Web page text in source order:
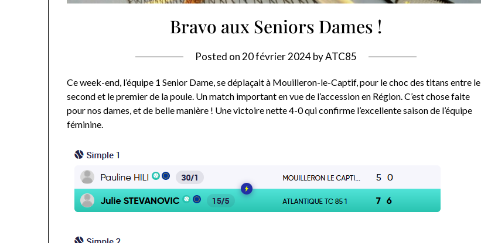
Bravo aux Seniors Dames !
Posted on 20 février 2024byATC85
Ce week-end, l’équipe 1 Senior Dame, se déplaçait à Mouilleron-le-Captif, pour le choc des titans entre le
second et le premier de la poule. Un match important en vue de l’accession en Région. C’est chose faite
pour nos dames, et de belle manière ! Une victoire nette 4-0 qui confirme l’excellente saison de l’équipe
féminine.